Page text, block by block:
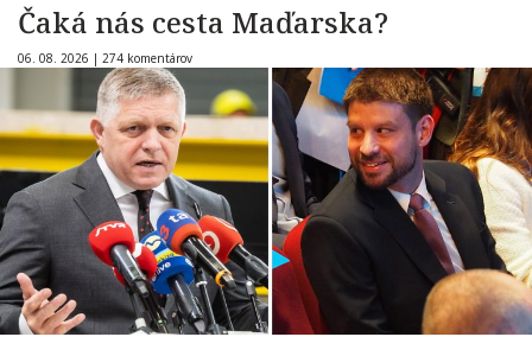
Čaká nás cesta Maďarska?
06. 08. 2026 | 274 komentárov